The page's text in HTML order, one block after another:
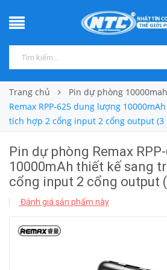
Trang chủ Pin dự phòng 10000mah
Remax RPP-625 dung lượng
tích hợp 2 cổng input 2 cổng output (3
Pin dự phòng Remax
10000mAh thiết kế sang
cổng input 2 cổng output
Đánh giá sản phẩm này